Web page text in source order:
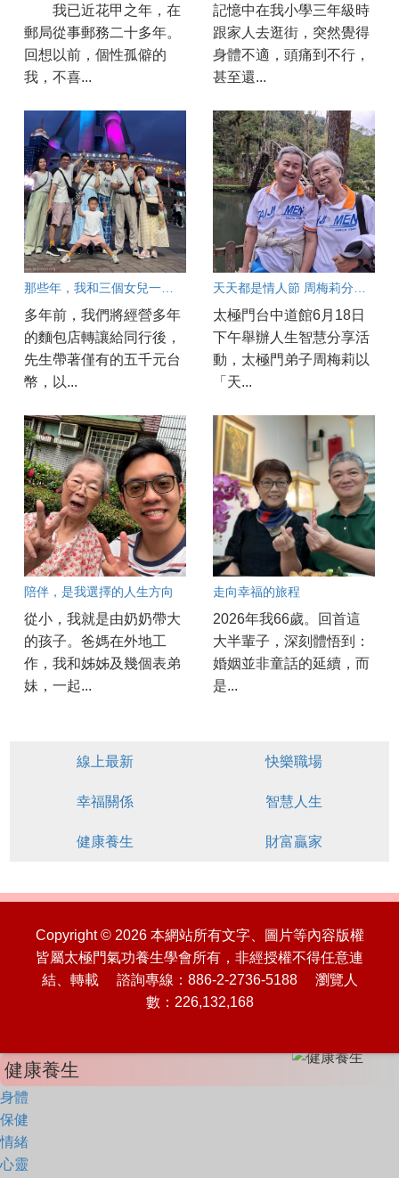
我已近花甲之年，在
郵局從事郵務二十多年。
回想以前，個性孤僻的
我，不喜...
記憶中在我小學三年級時
跟家人去逛街，突然覺得
身體不適，頭痛到不行，
甚至還...
多年前，我們將經營多年
的麵包店轉讓給同行後，
先生帶著僅有的五千元台
幣，以...
太極門台中道館6月18日
下午舉辦人生智慧分享活
動，太極門弟子周梅莉以
「天...
陪伴，是我選擇的人生方向
從小，我就是由奶奶帶大
的孩子。爸媽在外地工
作，我和姊姊及幾個表弟
妹，一起...
走向幸福的旅程
2026年我66歲。回首這
大半輩子，深刻體悟到：
婚姻並非童話的延續，而
是...
線上最新 快樂職場
幸福關係 智慧人生
健康養生 財富贏家
Copyright © 2026 本網站所有文字、圖片等內容版權
皆屬太極門氣功養生學會所有，非經授權不得任意連
結、轉載 諮詢專線：886-2-2736-5188 瀏覽人
數：226,132,168
健康養生
身體
保健
情緒
心靈